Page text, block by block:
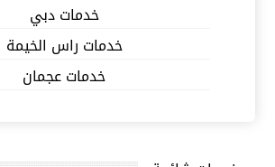
خدمات دبي
خدمات راس الخيمة
خدمات عجمان